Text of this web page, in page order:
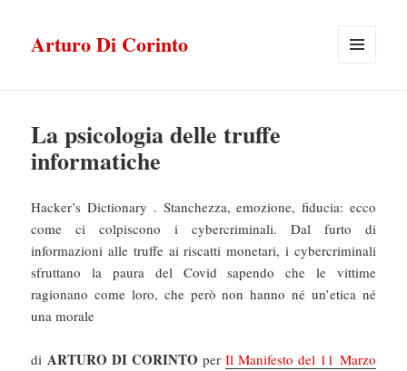
Arturo Di Corinto
La psicologia delle truffe
informatiche
Hacker’s Dictionary . Stanchezza, emozione, fiducia: ecco
come ci colpiscono i cybercriminali. Dal furto di
informazioni alle truffe ai riscatti monetari, i cybercriminali
sfruttano la paura del Covid sapendo che le vittime
ragionano come loro, che però non hanno né un’etica né
una morale
di ARTURO DI CORINTO perIl Manifesto del 11 Marzo